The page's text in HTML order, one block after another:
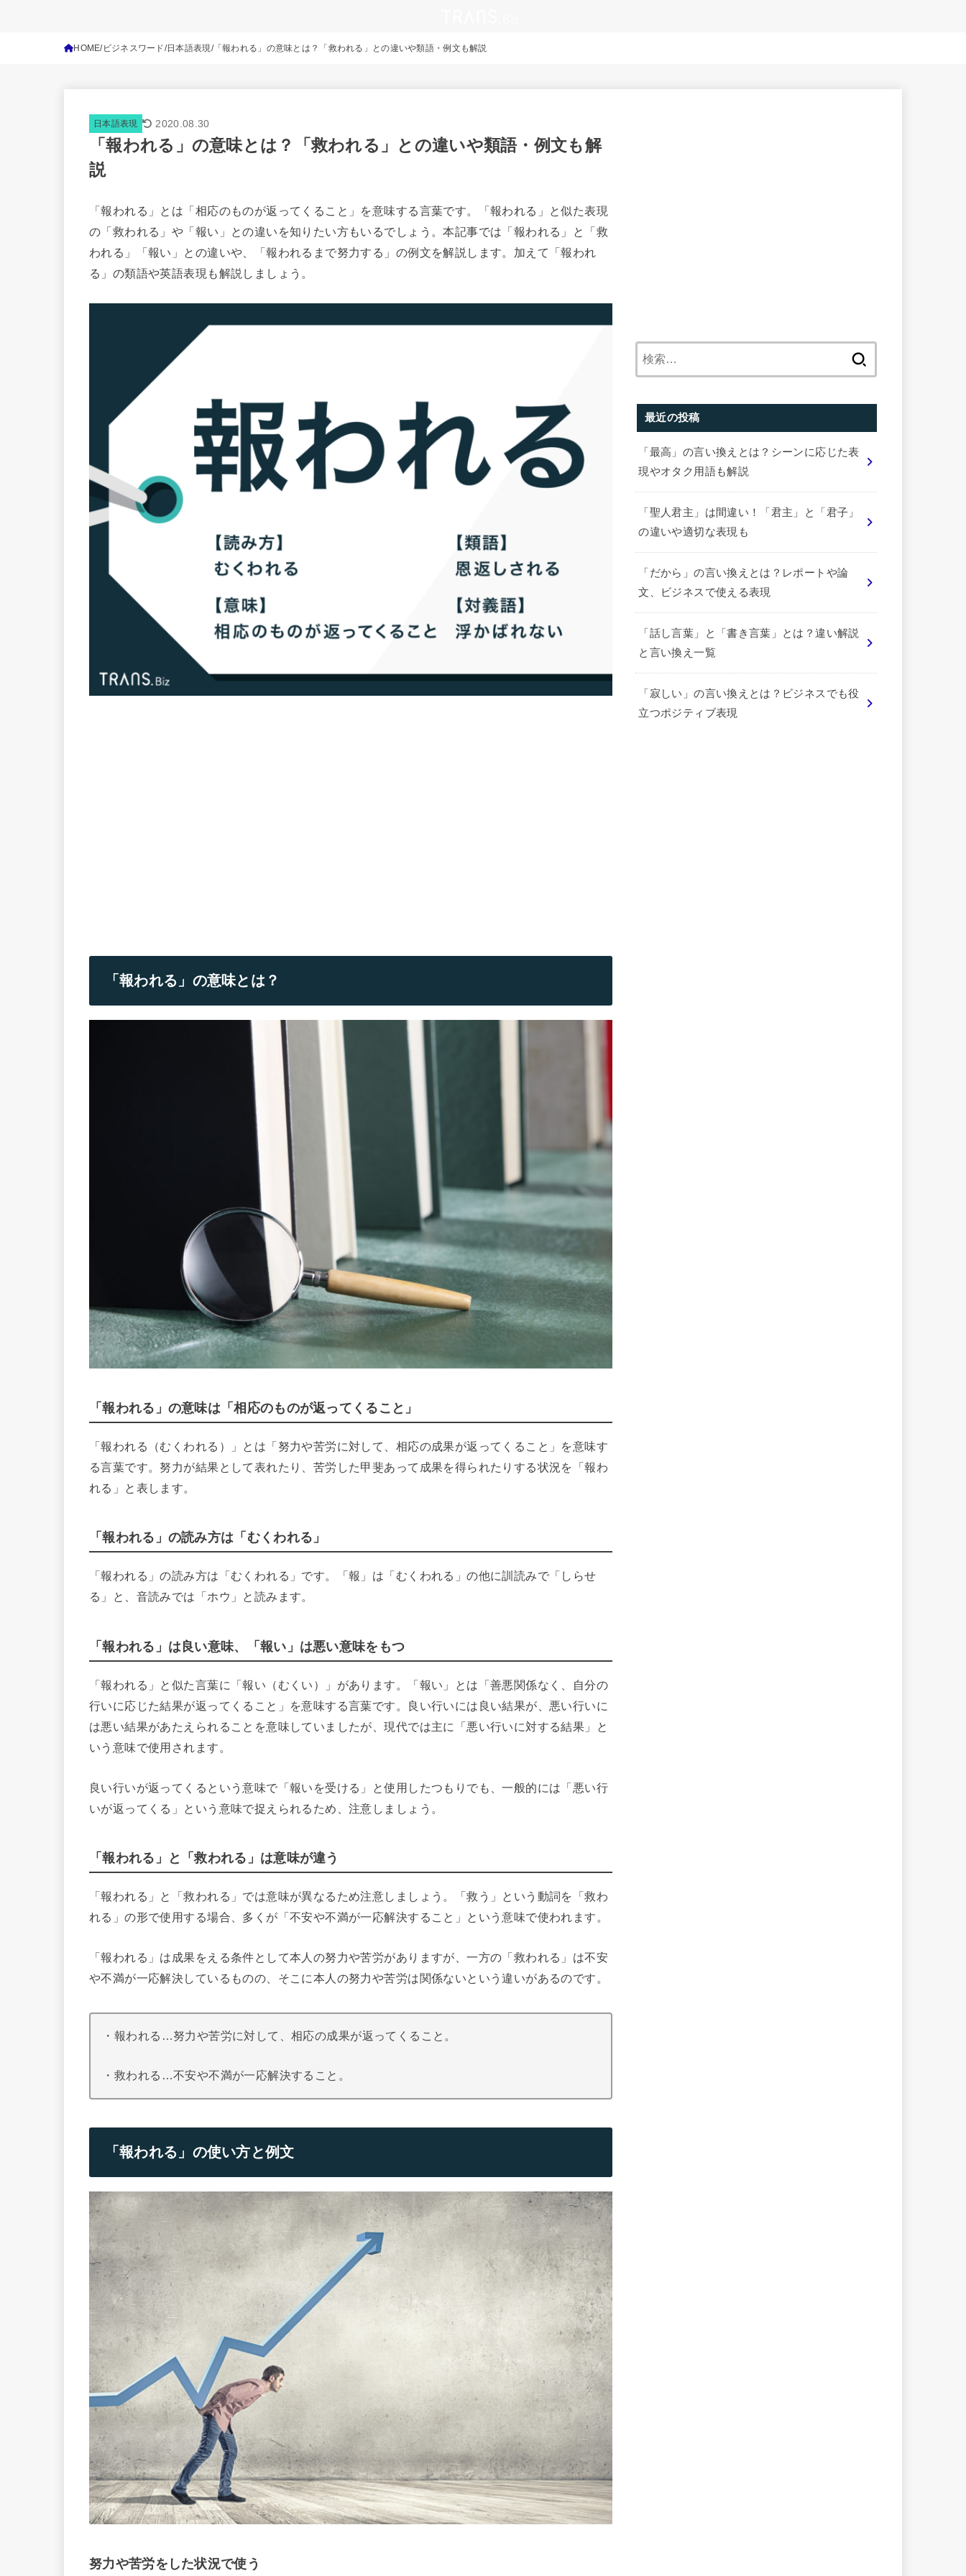
HOME ビジネスワード 日本語表現 「報われる」の意味とは？「救われる」との違いや類語・例文も解説
日本語表現 2020.08.30
「報われる」の意味とは？「救われる」との違いや類語・例文も解
説
「報われる」とは「相応のものが返ってくること」を意味する言葉です。「報われる」と似た表現
の「救われる」や「報い」との違いを知りたい方もいるでしょう。本記事では「報われる」と「救
われる」「報い」との違いや、「報われるまで努力する」の例文を解説します。加えて「報われ
る」の類語や英語表現も解説しましょう。
「報われる」の意味とは？
「報われる」の意味は「相応のものが返ってくること」
「報われる（むくわれる）」とは「努力や苦労に対して、相応の成果が返ってくること」を意味す
る言葉です。努力が結果として表れたり、苦労した甲斐あって成果を得られたりする状況を「報わ
れる」と表します。
「報われる」の読み方は「むくわれる」
「報われる」の読み方は「むくわれる」です。「報」は「むくわれる」の他に訓読みで「しらせ
る」と、音読みでは「ホウ」と読みます。
「報われる」は良い意味、「報い」は悪い意味をもつ
「報われる」と似た言葉に「報い（むくい）」があります。「報い」とは「善悪関係なく、自分の
行いに応じた結果が返ってくること」を意味する言葉です。良い行いには良い結果が、悪い行いに
は悪い結果があたえられることを意味していましたが、現代では主に「悪い行いに対する結果」と
いう意味で使用されます。
良い行いが返ってくるという意味で「報いを受ける」と使用したつもりでも、一般的には「悪い行
いが返ってくる」という意味で捉えられるため、注意しましょう。
「報われる」と「救われる」は意味が違う
「報われる」と「救われる」では意味が異なるため注意しましょう。「救う」という動詞を「救わ
れる」の形で使用する場合、多くが「不安や不満が一応解決すること」という意味で使われます。
「報われる」は成果をえる条件として本人の努力や苦労がありますが、一方の「救われる」は不安
や不満が一応解決しているものの、そこに本人の努力や苦労は関係ないという違いがあるのです。
・報われる…努力や苦労に対して、相応の成果が返ってくること。
・救われる…不安や不満が一応解決すること。
「報われる」の使い方と例文
努力や苦労をした状況で使う
最近の投稿
「最高」の言い換えとは？シーンに応じた表
現やオタク用語も解説
「聖人君主」は間違い！「君主」と「君子」
の違いや適切な表現も
「だから」の言い換えとは？レポートや論
文、ビジネスで使える表現
「話し言葉」と「書き言葉」とは？違い解説
と言い換え一覧
「寂しい」の言い換えとは？ビジネスでも役
立つポジティブ表現